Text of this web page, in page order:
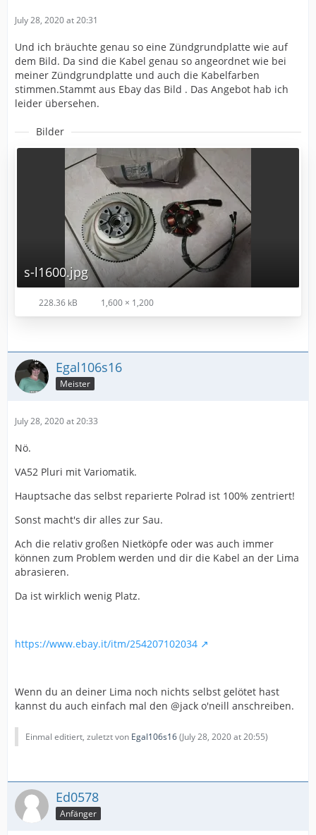
July 28, 2020 at 20:31
Und ich bräuchte genau so eine Zündgrundplatte wie auf
dem Bild. Da sind die Kabel genau so angeordnet wie bei
meiner Zündgrundplatte und auch die Kabelfarben
stimmen.Stammt aus Ebay das Bild . Das Angebot hab ich
leider übersehen.
Bilder
s-l1600.jpg
228.36 kB 1,600 × 1,200
Egal106s16
Meister
July 28, 2020 at 20:33
Nö.
VA52 Pluri mit Variomatik.
Hauptsache das selbst reparierte Polrad ist 100% zentriert!
Sonst macht's dir alles zur Sau.
Ach die relativ großen Nietköpfe oder was auch immer
können zum Problem werden und dir die Kabel an der Lima
abrasieren.
Da ist wirklich wenig Platz.
https://www.ebay.it/itm/254207102034
Wenn du an deiner Lima noch nichts selbst gelötet hast
kannst du auch einfach mal den @jack o'neill anschreiben.
Einmal editiert, zuletzt von Egal106s16(July 28, 2020 at 20:55)
Ed0578
Anfänger